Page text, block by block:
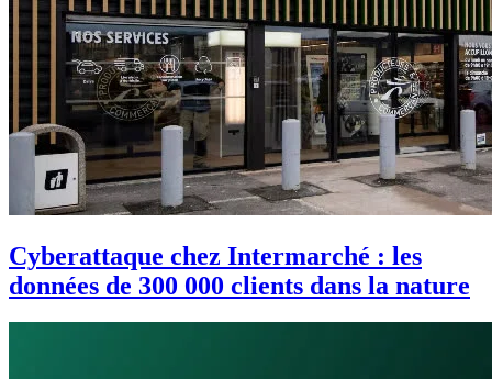
Cyberattaque chez Intermarché : les
données de 300 000 clients dans la nature